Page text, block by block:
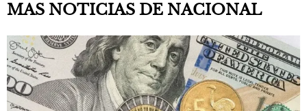
MAS NOTICIAS DE NACIONAL